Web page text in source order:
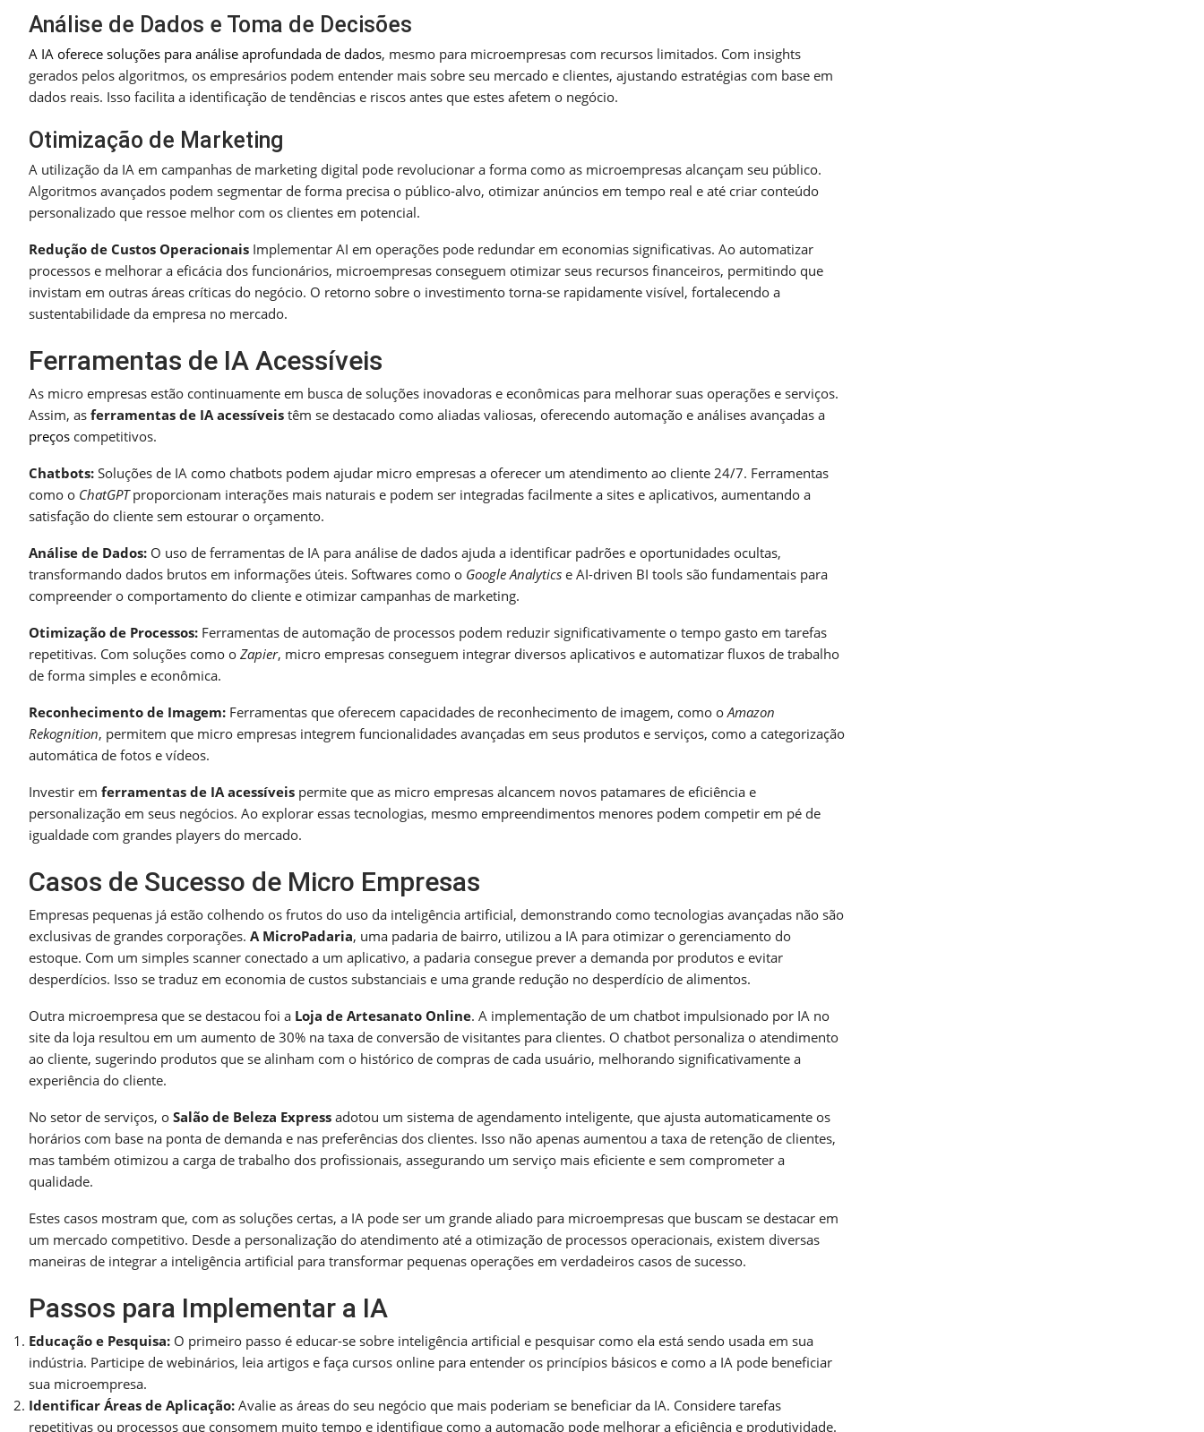
Análise de Dados e Toma de Decisões
A IA oferece soluções para análise aprofundada de dados, mesmo para microempresas com recursos limitados. Com insights
gerados pelos algoritmos, os empresários podem entender mais sobre seu mercado e clientes, ajustando estratégias com base em
dados reais. Isso facilita a identificação de tendências e riscos antes que estes afetem o negócio.
Otimização de Marketing
A utilização da IA em campanhas de marketing digital pode revolucionar a forma como as microempresas alcançam seu público.
Algoritmos avançados podem segmentar de forma precisa o público-alvo, otimizar anúncios em tempo real e até criar conteúdo
personalizado que ressoe melhor com os clientes em potencial.
Redução de Custos Operacionais Implementar AI em operações pode redundar em economias significativas. Ao automatizar
processos e melhorar a eficácia dos funcionários, microempresas conseguem otimizar seus recursos financeiros, permitindo que
invistam em outras áreas críticas do negócio. O retorno sobre o investimento torna-se rapidamente visível, fortalecendo a
sustentabilidade da empresa no mercado.
Ferramentas de IA Acessíveis
As micro empresas estão continuamente em busca de soluções inovadoras e econômicas para melhorar suas operações e serviços.
Assim, as ferramentas de IA acessíveis têm se destacado como aliadas valiosas, oferecendo automação e análises avançadas a
preços competitivos.
Chatbots: Soluções de IA como chatbots podem ajudar micro empresas a oferecer um atendimento ao cliente 24/7. Ferramentas
como o ChatGPTproporcionam interações mais naturais e podem ser integradas facilmente a sites e aplicativos, aumentando a
satisfação do cliente sem estourar o orçamento.
Análise de Dados: O uso de ferramentas de IA para análise de dados ajuda a identificar padrões e oportunidades ocultas,
transformando dados brutos em informações úteis. Softwares como o Google Analytics e AI-driven BI tools são fundamentais para
compreender o comportamento do cliente e otimizar campanhas de marketing.
Otimização de Processos: Ferramentas de automação de processos podem reduzir significativamente o tempo gasto em tarefas
repetitivas. Com soluções como o Zapier, micro empresas conseguem integrar diversos aplicativos e automatizar fluxos de trabalho
de forma simples e econômica.
Reconhecimento de Imagem: Ferramentas que oferecem capacidades de reconhecimento de imagem, como oAmazon
Rekognition, permitem que micro empresas integrem funcionalidades avançadas em seus produtos e serviços, como a categorização
automática de fotos e vídeos.
Investir em ferramentas de IA acessíveis permite que as micro empresas alcancem novos patamares de eficiência e
personalização em seus negócios. Ao explorar essas tecnologias, mesmo empreendimentos menores podem competir em pé de
igualdade com grandes players do mercado.
Casos de Sucesso de Micro Empresas
Empresas pequenas já estão colhendo os frutos do uso da inteligência artificial, demonstrando como tecnologias avançadas não são
exclusivas de grandes corporações. A MicroPadaria, uma padaria de bairro, utilizou a IA para otimizar o gerenciamento do
estoque. Com um simples scanner conectado a um aplicativo, a padaria consegue prever a demanda por produtos e evitar
desperdícios. Isso se traduz em economia de custos substanciais e uma grande redução no desperdício de alimentos.
Outra microempresa que se destacou foi a Loja de Artesanato Online. A implementação de um chatbot impulsionado por IA no
site da loja resultou em um aumento de 30% na taxa de conversão de visitantes para clientes. O chatbot personaliza o atendimento
ao cliente, sugerindo produtos que se alinham com o histórico de compras de cada usuário, melhorando significativamente a
experiência do cliente.
No setor de serviços, o Salão de Beleza Express adotou um sistema de agendamento inteligente, que ajusta automaticamente os
horários com base na ponta de demanda e nas preferências dos clientes. Isso não apenas aumentou a taxa de retenção de clientes,
mas também otimizou a carga de trabalho dos profissionais, assegurando um serviço mais eficiente e sem comprometer a
qualidade.
Estes casos mostram que, com as soluções certas, a IA pode ser um grande aliado para microempresas que buscam se destacar em
um mercado competitivo. Desde a personalização do atendimento até a otimização de processos operacionais, existem diversas
maneiras de integrar a inteligência artificial para transformar pequenas operações em verdadeiros casos de sucesso.
Passos para Implementar a IA
Educação e Pesquisa: O primeiro passo é educar-se sobre inteligência artificial e pesquisar como ela está sendo usada em sua
indústria. Participe de webinários, leia artigos e faça cursos online para entender os princípios básicos e como a IA pode beneficiar
sua microempresa.
Identificar Áreas de Aplicação: Avalie as áreas do seu negócio que mais poderiam se beneficiar da IA. Considere tarefas
repetitivas ou processos que consomem muito tempo e identifique como a automação pode melhorar a eficiência e produtividade.